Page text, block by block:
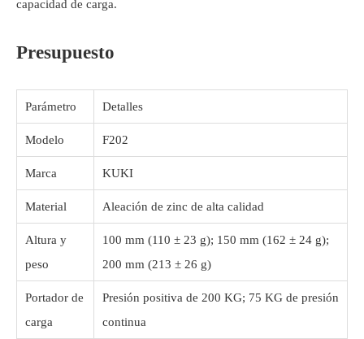
capacidad de carga.
Presupuesto
Parámetro Detalles
Modelo F202
Marca KUKI
Material Aleación de zinc de alta calidad
Altura y
peso
100 mm (110 ± 23 g); 150 mm (162 ± 24 g);
200 mm (213 ± 26 g)
Portador de
carga
Presión positiva de 200 KG; 75 KG de presión
continua